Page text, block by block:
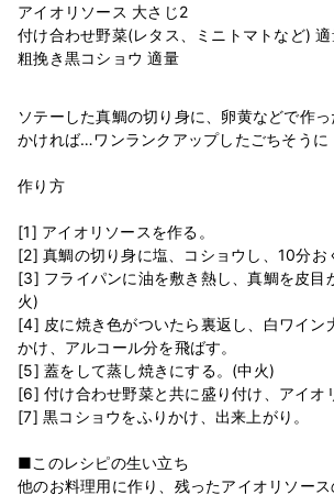
アイオリソース 大さじ2
付け合わせ野菜(レタス、ミニトマトなど)
粗挽き黒コショウ 適量
ソテーした真鯛の切り身に、卵黄などで作
かければ…ワンランクアップしたごちそ
作り方
[1] アイオリソースを作る。
[2] 真鯛の切り身に塩、コショウし、10分お
[3] フライパンに油を敷き熱し、真鯛を皮目
火)
[4] 皮に焼き色がついたら裏返し、白ワイン
かけ、アルコール分を飛ばす。
[5] 蓋をして蒸し焼きにする。(中火)
[6] 付け合わせ野菜と共に盛り付け、アイオ
[7] 黒コショウをふりかけ、出来上がり。
■このレシピの生い立ち
他のお料理用に作り、残ったアイオリソー